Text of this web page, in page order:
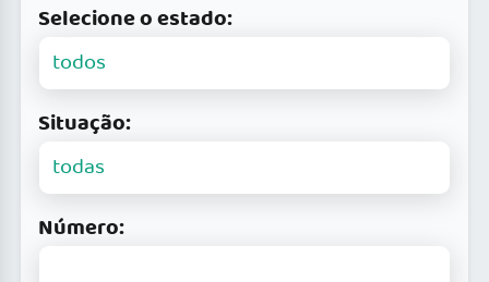
Selecione o estado:
Situação:
Número: